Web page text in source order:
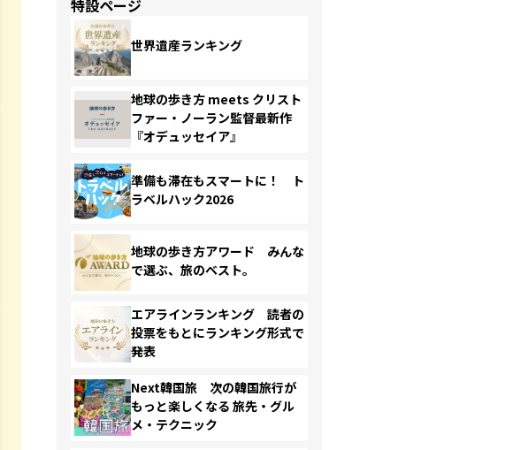
特設ページ
世界遺産ランキング
地球の歩き方 meets クリスト
ファー・ノーラン監督最新作
『オデュッセイア』
準備も滞在もスマートに！ ト
ラベルハック2026
地球の歩き方アワード みんな
で選ぶ、旅のベスト。
エアラインランキング 読者の
投票をもとにランキング形式で
発表
Next韓国旅 次の韓国旅行が
もっと楽しくなる 旅先・グル
メ・テクニック